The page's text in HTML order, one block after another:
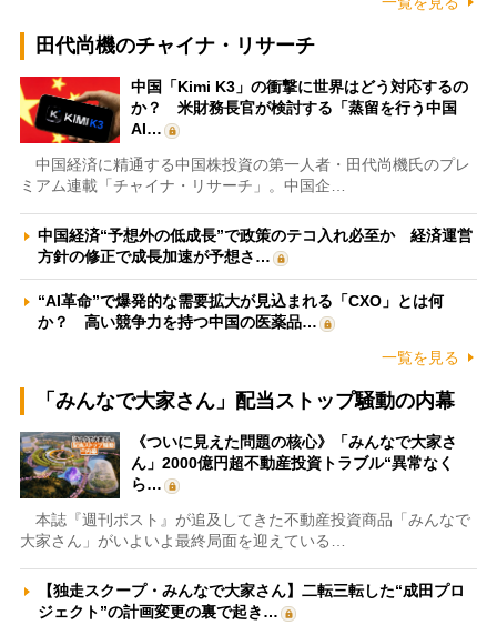
田代尚機のチャイナ・リサーチ
中国「Kimi K3」の衝撃に世界はどう対応するの
か？ 米財務長官が検討する「蒸留を行う中国
AI…
中国経済に精通する中国株投資の第一人者・田代尚機氏のプレ
ミアム連載「チャイナ・リサーチ」。中国企…
中国経済“予想外の低成長”で政策のテコ入れ必至か 経済運営
方針の修正で成長加速が予想さ…
“AI革命”で爆発的な需要拡大が見込まれる「CXO」とは何
か？ 高い競争力を持つ中国の医薬品…
一覧を見る
「みんなで大家さん」配当ストップ騒動の内幕
《ついに見えた問題の核心》「みんなで大家さ
ん」2000億円超不動産投資トラブル“異常なく
ら…
本誌『週刊ポスト』が追及してきた不動産投資商品「みんなで
大家さん」がいよいよ最終局面を迎えている…
【独走スクープ・みんなで大家さん】二転三転した“成田プロ
ジェクト”の計画変更の裏で起き…